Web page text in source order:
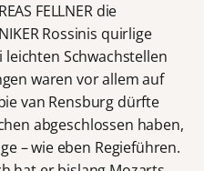
FELLNER die
Rossinis quirlige
leichten Schwachstellen
waren vor allem auf
van Rensburg dürfte
abgeschlossen haben,
– wie eben Regieführen.